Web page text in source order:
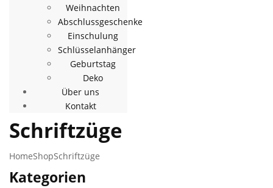
Weihnachten
Abschlussgeschenke
Einschulung
Schlüsselanhänger
Geburtstag
Deko
Über uns
Kontakt
Schriftzüge
HomeShopSchriftzüge
Kategorien